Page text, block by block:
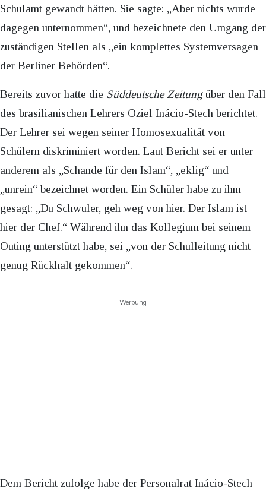
Schulamt gewandt hätten. Sie sagte: „Aber nichts wurde
dagegen unternommen“, und bezeichnete den Umgang der
zuständigen Stellen als „ein komplettes Systemversagen
der Berliner Behörden“.
Bereits zuvor hatte die Süddeutsche Zeitungüber den Fall
des brasilianischen Lehrers Oziel Inácio-Stech berichtet.
Der Lehrer sei wegen seiner Homosexualität von
Schülern diskriminiert worden. Laut Bericht sei er unter
anderem als „Schande für den Islam“, „eklig“ und
„unrein“ bezeichnet worden. Ein Schüler habe zu ihm
gesagt: „Du Schwuler, geh weg von hier. Der Islam ist
hier der Chef.“ Während ihn das Kollegium bei seinem
Outing unterstützt habe, sei „von der Schulleitung nicht
genug Rückhalt gekommen“.
Werbung
Dem Bericht zufolge habe der Personalrat Inácio-Stech